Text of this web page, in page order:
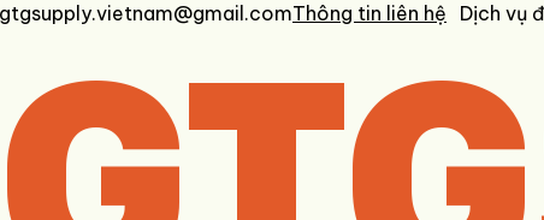
gtgsupply.vietnam@gmail.comThông tin liên hệ
Dịch vụ